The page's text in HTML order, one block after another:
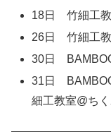
18日 竹細工教
26日 竹細工教
30日
31日
細工教室@ち